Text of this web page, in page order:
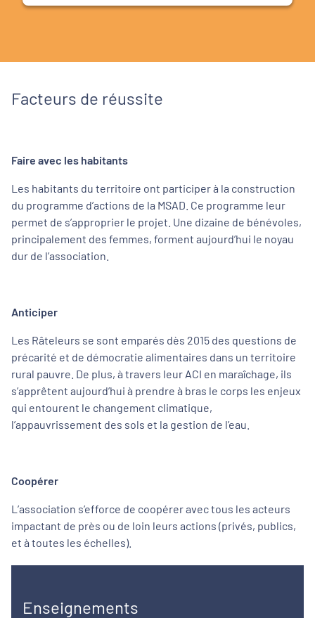
Facteurs de réussite
Faire avec les habitants
Les habitants du territoire ont participer à la construction
du programme d’actions de la MSAD. Ce programme leur
permet de s’approprier le projet. Une dizaine de bénévoles,
principalement des femmes, forment aujourd’hui le noyau
dur de l’association.
Anticiper
Les Râteleurs se sont emparés dès 2015 des questions de
précarité et de démocratie alimentaires dans un territoire
rural pauvre. De plus, à travers leur ACI en maraîchage, ils
s’apprêtent aujourd’hui à prendre à bras le corps les enjeux
qui entourent le changement climatique,
l’appauvrissement des sols et la gestion de l’eau.
Coopérer
L’association s’efforce de coopérer avec tous les acteurs
impactant de près ou de loin leurs actions (privés, publics,
et à toutes les échelles).
Enseignements